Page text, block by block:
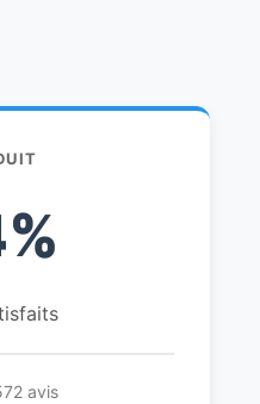
avis